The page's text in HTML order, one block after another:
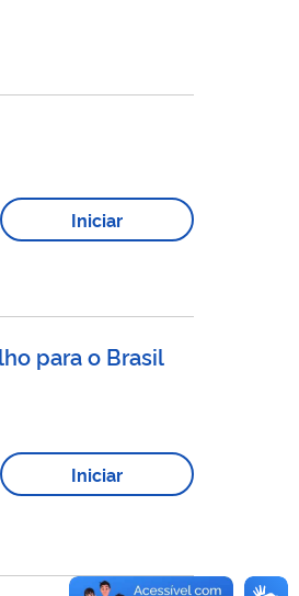
Iniciar
para o Brasil
Iniciar